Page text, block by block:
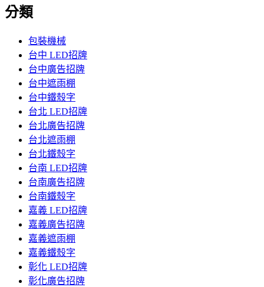
分類
包裝機械
台中 LED招牌
台中廣告招牌
台中遮雨棚
台中鐵殼字
台北 LED招牌
台北廣告招牌
台北遮雨棚
台北鐵殼字
台南 LED招牌
台南廣告招牌
台南鐵殼字
嘉義 LED招牌
嘉義廣告招牌
嘉義遮雨棚
嘉義鐵殼字
彰化 LED招牌
彰化廣告招牌